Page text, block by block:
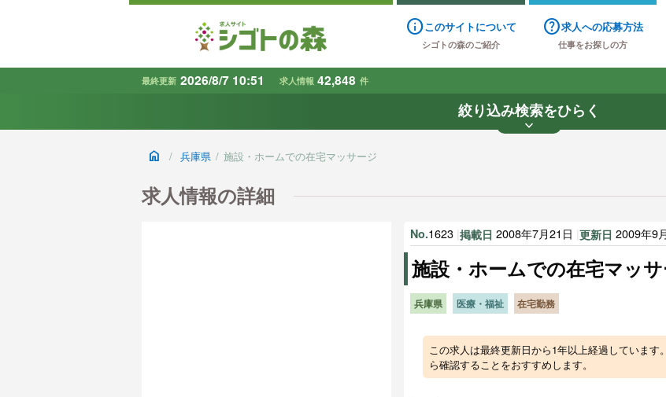
infoこのサイトについて
シゴトの森のご紹介
help求人への応募方法
仕事をお探しの方
最終更新 2026/8/7 10:51 求人情報 42,848 件
絞り込み検索をひらく
keyboard_arrow_down
条件から探す
地域 業種 雇用形態
キーワードで探す
home / 兵庫県 / 施設・ホームでの在宅マッサージ
求人情報の詳細
No.1623 |掲載日 2008年7月21日 |更新日 2009年9
施設・ホームでの在宅マッ
兵庫県 医療・福祉 在宅勤務
この求人は最終更新日から1年以上経過していま
ら確認することをおすすめします。